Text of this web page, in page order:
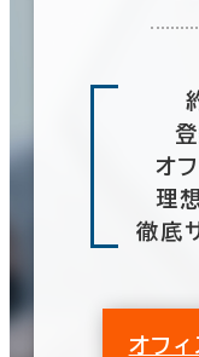
オ
理
徹底
オフ